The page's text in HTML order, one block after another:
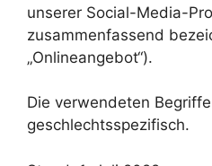
unserer Social-Media-
zusammenfassend
„Onlineangebot“).
Die verwendeten
geschlechtsspezifisch.